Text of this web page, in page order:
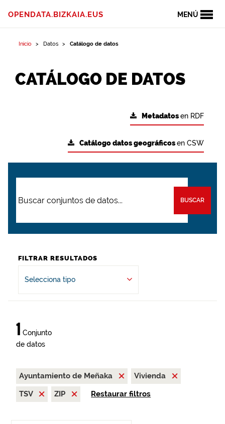
MENÚ
OPENDATA.BIZKAIA.EUS
Inicio Datos Catálogo de datos
CATÁLOGO DE DATOS
Metadatosen RDF
Catálogo datos geográficosen CSW
BUSCAR
FILTRAR RESULTADOS
Selecciona tipo
1 Conjunto
de datos
Ayuntamiento de Meñaka
Vivienda
TSV
ZIP Restaurar filtros